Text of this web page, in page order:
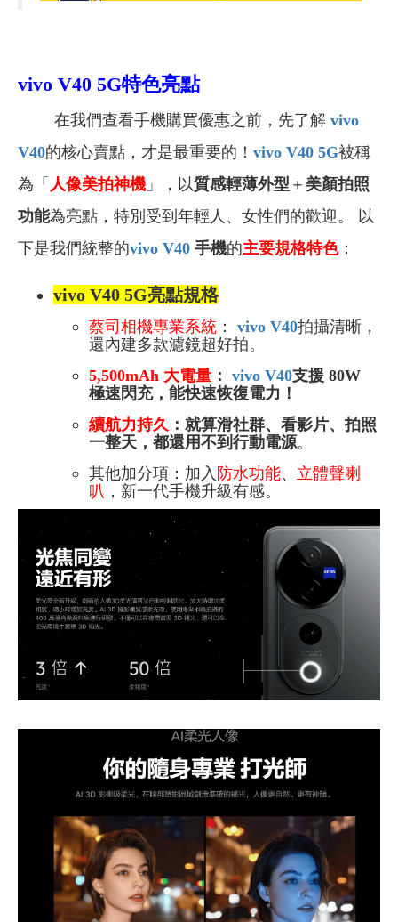
vivo V40 5G特色亮點
在我們查看手機購買優惠之前，先了解 vivo
V40的核心賣點，才是最重要的！ vivo V40 5G被稱
為「 人像美拍神機 」 ，以質感輕薄外型 ＋ 美顏拍照
功能為亮點，特別受到年輕人、女性們的歡迎。
以
下是我們統整的vivo V40 手機的主要規格特色：
vivo V40 5G亮點規格
蔡司相機專業系統 ： vivo V40拍攝清晰，
還內建多款濾鏡超好拍。
5,500mAh 大電量 ： vivo V40支援 80W
極速閃充，能快速恢復電力！
續航力持久 ：就算滑社群、看影片、拍照
一整天，都還用不到行動電源。
其他加分項：加入 防水功能、 立體聲喇
叭 ，新一代手機升級有感。